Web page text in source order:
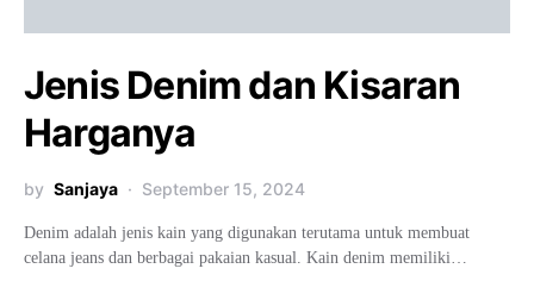
Jenis Denim dan Kisaran
Harganya
by Sanjaya September 15, 2024
Denim adalah jenis kain yang digunakan terutama untuk membuat
celana jeans dan berbagai pakaian kasual. Kain denim memiliki…